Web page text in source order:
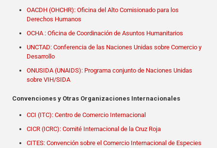
OACDH (OHCHR): Oficina del Alto Comisionado para los
Derechos Humanos
OCHA : Oficina de Coordinación de Asuntos Humanitarios
UNCTAD: Conferencia de las Naciones Unidas sobre Comercio y
Desarrollo
ONUSIDA (UNAIDS): Programa conjunto de Naciones Unidas
sobre VIH/SIDA
Convenciones y Otras Organizaciones Internacionales
CCI (ITC): Centro de Comercio Internacional
CICR (ICRC): Comité Internacional de la Cruz Roja
CITES: Convención sobre el Comercio Internacional de Especies